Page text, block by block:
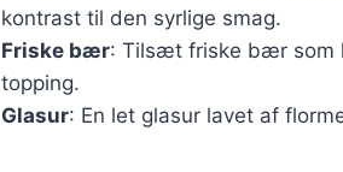
kontrast til den syrlige smag.
Friske bær: Tilsæt friske bær som
topping.
Glasur: En let glasur lavet af